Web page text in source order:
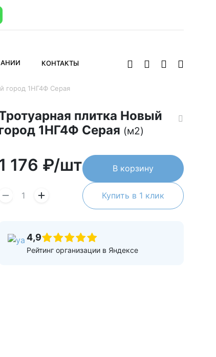
КОНТАКТЫ
город 1НГ4Ф Серая
плитка Новый
1НГ4Ф Серая (м2)
176 ₽/шт В корзину
Купить в 1 клик
4,9
Рейтинг организации в Яндексе